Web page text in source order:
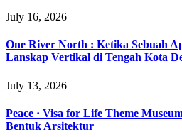
July 16, 2026
One River North : Ketika Sebuah
Lanskap Vertikal di Tengah Kota
July 13, 2026
Peace · Visa for Life Theme
Bentuk Arsitektur